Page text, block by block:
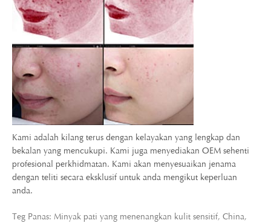
Kami adalah kilang terus dengan kelayakan yang lengkap dan
bekalan yang mencukupi. Kami juga menyediakan OEM sehenti
profesional perkhidmatan. Kami akan menyesuaikan jenama
dengan teliti secara eksklusif untuk anda mengikut keperluan
anda.
Teg Panas: Minyak pati yang menenangkan kulit sensitif, China,